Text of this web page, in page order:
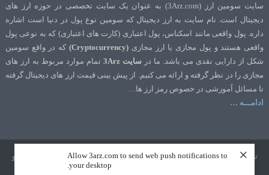
Allow 3arz.com to send web push notifications to
your desktop.
×
سایت سومین ارز (3Arz.com) به عنوان یک سایت تخصصی در حوزه ارز های
دیجیتال است. نام سایت به ارز دیجیتال که سومین نوع پول در دنیا است اشاره
داره. پول واقعی مانند اسکناس، پول اعتباری (کارت های اعتباری) که به نوعی پول
واقعی هستند و پول مجازی یا ارز مجازی (Cryptocurrency)
که در واقع سومین
شکل از دارایی نقدی می باشد. ما در سایت 3Arz
تمام موارد مربوط به ارز های
مجازی را در نظر گرفته و ارائه می کنیم. از پیش بینی قیمت ارز های دیجیتال گرفته
تا مسائل آموزشی در خصوص رمز ارز ها…
ادامـــه …
تمامی حقوق نشر و تالیف برای سایت 3Arz.com محفوظ است. طراحی و سئو